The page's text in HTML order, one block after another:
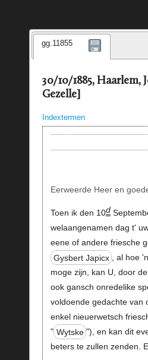
gg.11855
30/10/1885, Haarlem,
Gezelle]
Indextermen
Eerweerde Heer en
Toen ik den 10d
welaangenamen dag t'
eene of andere friesche
Gysbert Japicx , al hoe
moge zijn, kan U, door
ook gansch onredelike
voldoende gedachte van
enkel nieuerwetsch
" Wytske "), en kan dit
beters te zullen zenden.